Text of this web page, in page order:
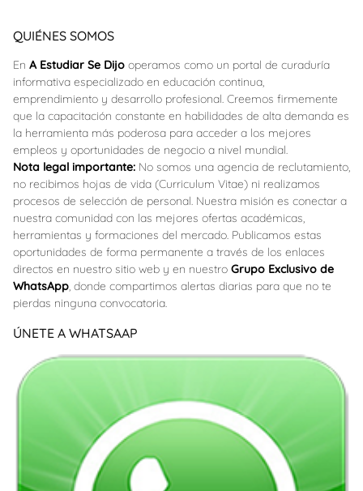
QUIÉNES SOMOS
En A Estudiar Se Dijo operamos como un portal de curaduría
informativa especializado en educación continua,
emprendimiento y desarrollo profesional. Creemos firmemente
que la capacitación constante en habilidades de alta demanda es
la herramienta más poderosa para acceder a los mejores
empleos y oportunidades de negocio a nivel mundial.
Nota legal importante: No somos una agencia de reclutamiento,
no recibimos hojas de vida (Curriculum Vitae) ni realizamos
procesos de selección de personal. Nuestra misión es conectar a
nuestra comunidad con las mejores ofertas académicas,
herramientas y formaciones del mercado. Publicamos estas
oportunidades de forma permanente a través de los enlaces
directos en nuestro sitio web y en nuestro Grupo Exclusivo de
WhatsApp, donde compartimos alertas diarias para que no te
pierdas ninguna convocatoria.
ÚNETE A WHATSAAP